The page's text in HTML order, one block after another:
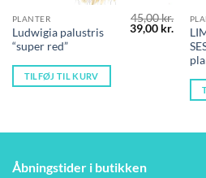
PLANTER
Ludwigia palustris
“super red”
45,00kr.
Den
oprindelige
39,00 kr. Den
pris
39,00
TILFØJ TIL KURV
Åbningstider i butikken